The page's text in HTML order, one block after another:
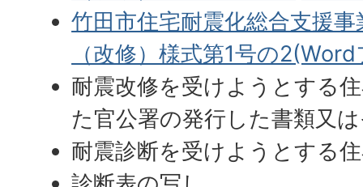
竹田市住宅耐震化総合支援
（改修）様式第1号の
耐震改修を受けようとする
た官公署の発行した書類又
耐震診断を受けようとする